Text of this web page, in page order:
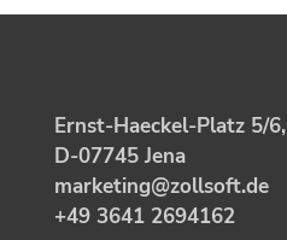
Ernst-Haeckel-Platz 5/6,
D-07745 Jena
marketing@zollsoft.de
+49 3641 2694162